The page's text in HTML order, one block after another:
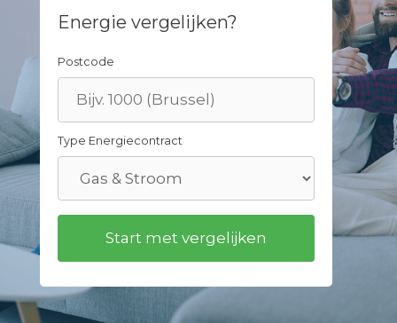
Energie vergelijken?
Postcode
Type Energiecontract